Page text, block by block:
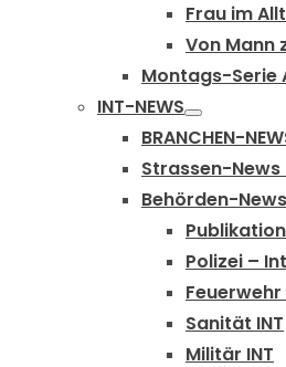
Frau im
Von Mann
Montags-Serie
INT-NEWS
BRANCHEN-
Strassen-News
Behörden-
Polizei –
Feuerwehr
Sanität INT
Militär INT